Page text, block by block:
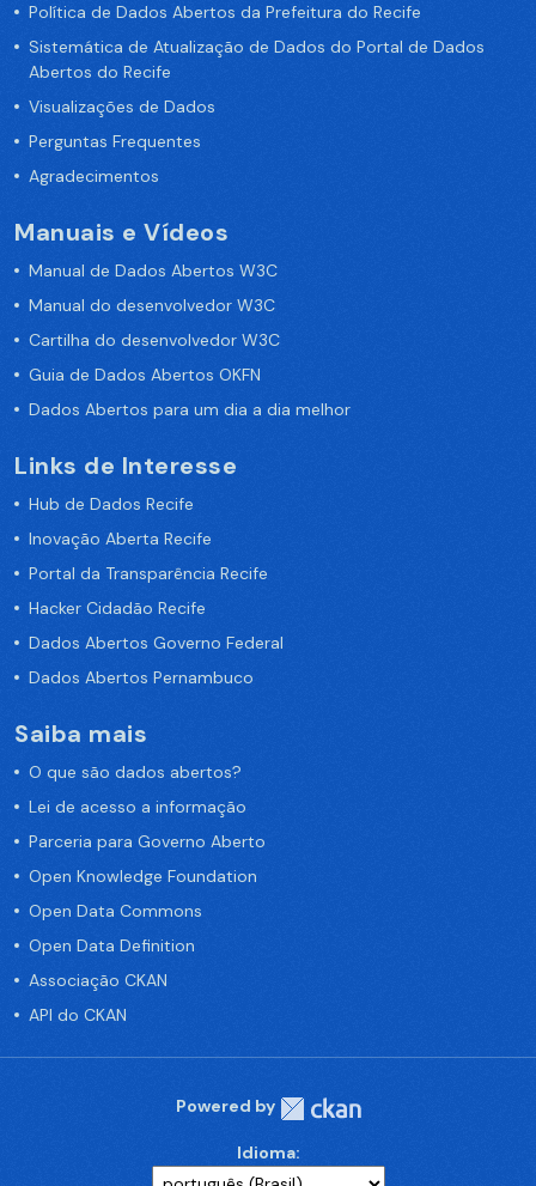
Política de Dados Abertos da Prefeitura do Recife
Sistemática de Atualização de Dados do Portal de Dados
Abertos do Recife
Visualizações de Dados
Perguntas Frequentes
Agradecimentos
Manuais e Vídeos
Manual de Dados Abertos W3C
Manual do desenvolvedor W3C
Cartilha do desenvolvedor W3C
Guia de Dados Abertos OKFN
Dados Abertos para um dia a dia melhor
Links de Interesse
Hub de Dados Recife
Inovação Aberta Recife
Portal da Transparência Recife
Hacker Cidadão Recife
Dados Abertos Governo Federal
Dados Abertos Pernambuco
Saiba mais
O que são dados abertos?
Lei de acesso a informação
Parceria para Governo Aberto
Open Knowledge Foundation
Open Data Commons
Open Data Definition
Associação CKAN
API do CKAN
Powered by
Idioma